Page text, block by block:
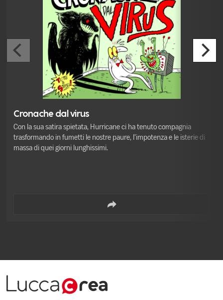
Cronache dal virus
Con la sua satira spietata, Hurricane ci ha tenuto compagnia
trasformando in fumetti le nostre paure, l’impotenza e le isterie di
massa di quei giorni lunghissimi.